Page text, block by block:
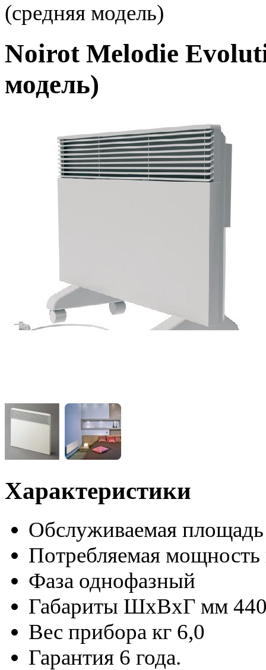
(средняя модель)
Noirot Melodie
модель)
Характеристики
Обслуживаемая
Потребляемая мощность
Фаза однофазный
Габариты ШхВхГ мм
Вес прибора кг 6,0
Гарантия 6 года.